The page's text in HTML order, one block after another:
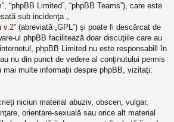
“phpBB Limited”, “phpBB Teams”), care este
sub incidenţa „
v.2” (abreviată „GPL”) şi poate fi descărcat de
ul phpBB facilitează doar discuţiile care au
phpBB Limited nu este responsabill în
nu din punct de vedere al conţinutului permis
multe informaţii despre phpBB, vizitaţi:
niciun material abuziv, obscen, vulgar,
orientare-sexuală sau orice alt material